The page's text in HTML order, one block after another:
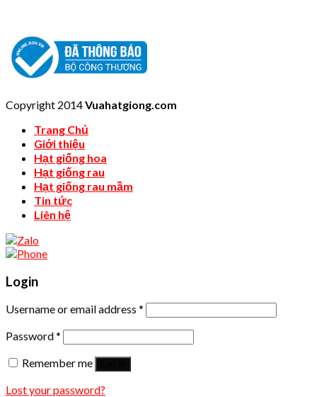
Copyright 2014Vuahatgiong.com
Trang Chủ
Giới thiệu
Hạt giống hoa
Hạt giống rau
Hạt giống rau mầm
Tin tức
Liên hệ
Login
Username or email address *
Password*
Remember me
Lost your password?